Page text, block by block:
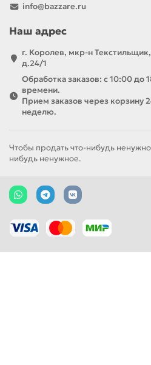
info@bazzare.ru
Наш адрес
г. Королев, мкр-н
д.24/1
Обработка заказов: с 10:00 до
времени.
Прием заказов через корзину
неделю.
Чтобы продать что-нибудь
нибудь ненужное.